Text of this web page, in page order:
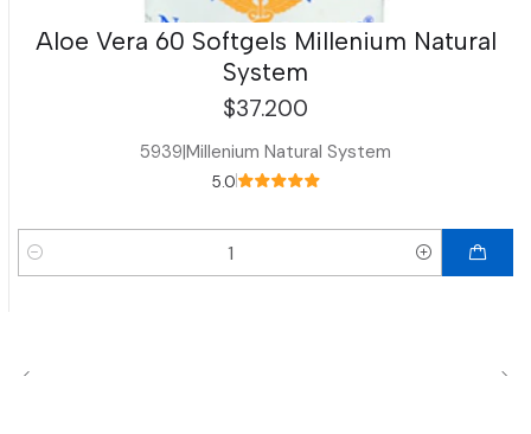
Aloe Vera 60 Softgels Millenium Natural
System
$37.200
5939|Millenium Natural System
5.0
Cantidad